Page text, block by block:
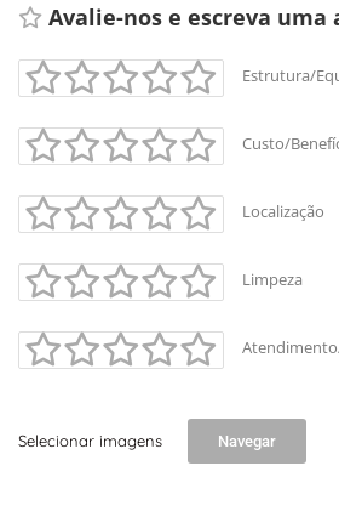
Leaflet
Avalie-nos e escreva uma
Estrutura/
Custo/
Localização
Limpeza
Selecionar imagens Navegar